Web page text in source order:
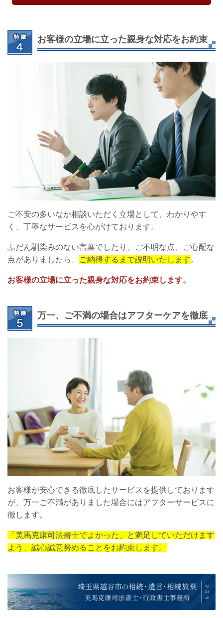
お客様の立場に立った親身な対応をお約束
ご不安の多いなか相談いただく立場として、わかりやす
く、丁寧なサービスを心がけております。
ふだん馴染みのない言葉でしたり、ご不明な点、ご心配な
点がありましたら、
ご納得するまで説明いたします。
お客様の立場に立った親身な対応をお約束します。
万一、ご不満の場合はアフターケアを徹底
お客様が安心できる徹底したサービスを提供しております
が、万一ご不満がありました場合にはアフターサービスに
徹します。
「美馬克康司法書士でよかった」と満足していただけます
よう、誠心誠意努めることをお約束します。